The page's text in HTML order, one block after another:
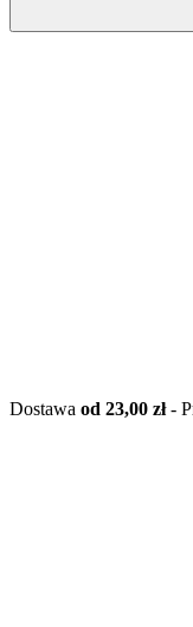
Dostawa od 23,00 zł-